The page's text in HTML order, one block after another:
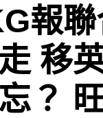
報
移
？